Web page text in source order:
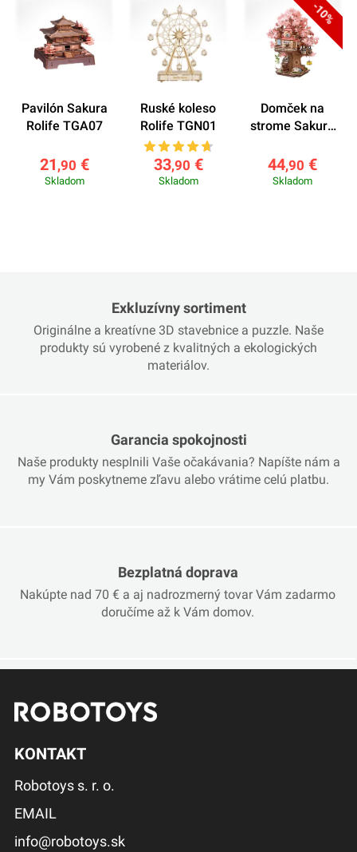
Pavilón Sakura
Rolife TGA07
21 ,90 €
Skladom
Ruské koleso
Rolife TGN01
33,90 €
Skladom
-10%
Domček na
strome Sakura
44,90 €
Skladom
Exkluzívny sortiment
Originálne a kreatívne 3D stavebnice a puzzle. Naše
produkty sú vyrobené z kvalitných a ekologických
materiálov.
Garancia spokojnosti
Naše produkty nesplnili Vaše očakávania? Napíšte nám a
my Vám poskytneme zľavu alebo vrátime celú platbu.
Bezplatná doprava
Nakúpte nad 70 € a aj nadrozmerný tovar Vám zadarmo
doručíme až k Vám domov.
KONTAKT
Robotoys s. r. o.
EMAIL
info@robotoys.sk